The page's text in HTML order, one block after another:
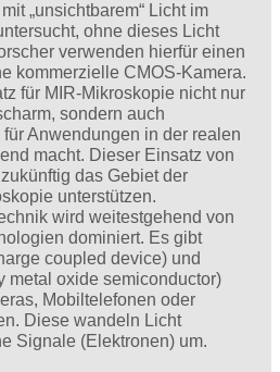
„unsichtbarem“ Licht im
ohne dieses Licht
verwenden hierfür einen
kommerzielle CMOS-Kamera.
für MIR-Mikroskopie nicht nur
sondern auch
Anwendungen in der realen
macht. Dieser Einsatz von
das Gebiet der
unterstützen.
wird weitestgehend von
dominiert. Es gibt
coupled device) und
metal oxide semiconductor)
Mobiltelefonen oder
Diese wandeln Licht
Signale (Elektronen) um.